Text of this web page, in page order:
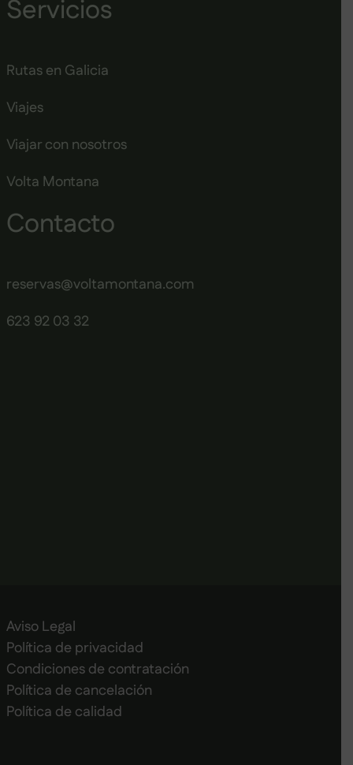
Servicios
Rutas en Galicia
Viajes
Viajar con nosotros
Volta Montana
Contacto
reservas@voltamontana.com
623 92 03 32
Aviso Legal
Política de privacidad
Condiciones de contratación
Política de cancelación
Política de calidad